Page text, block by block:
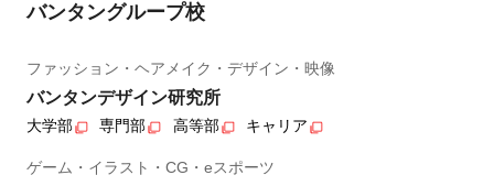
バンタングループ校
ファッション・ヘアメイク・デザイン・映像
バンタンデザイン研究所
大学部 専門部 高等部 キャリア
ゲーム・イラスト・CG・eスポーツ